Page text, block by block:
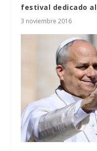
festival dedicado
3 noviembre 2016